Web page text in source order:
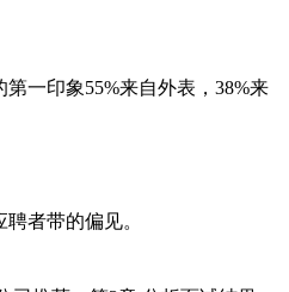
一印象55%来自外表，38%来
者带的偏见。